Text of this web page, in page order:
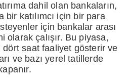
dahil olan bankaların,
katılımcı için bir para
için bankalar arası
olarak çalışır. Bu piyasa,
saat faaliyet gösterir ve
ve bazı yerel tatillerde